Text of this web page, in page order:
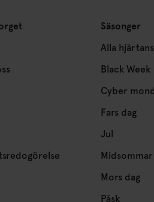
Säsonger
Alla
Black Week
Cyber
Fars dag
Jul
Midsommar
Mors dag
Påsk